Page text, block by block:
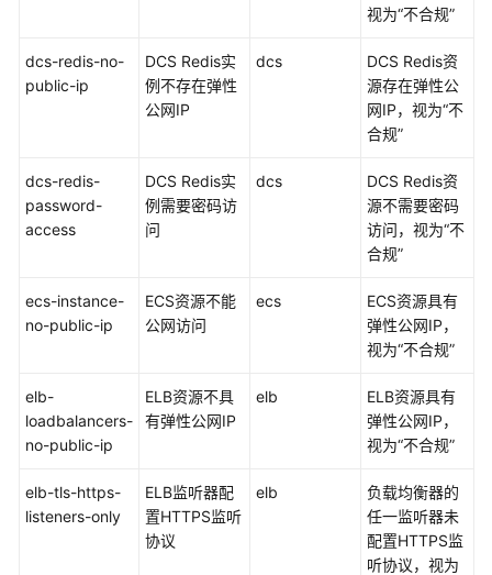
包
概
规
规
理
则
视为“不合规”
dcs-redis-no-
public-ip
DCS Redis实
例不存在弹性
公网IP
dcs
DCS Redis资
源存在弹性公
网IP，视为“不
合规”
dcs-redis-
password-
access
DCS Redis实
例需要密码访
问
dcs
DCS Redis资
源不需要密码
访问，视为“不
合规”
ecs-instance-
no-public-ip
ECS资源不能
公网访问
ecs
ECS资源具有
弹性公网IP，
视为“不合规”
elb-
loadbalancers-
no-public-ip
ELB资源不具
有弹性公网IP
elb
ELB资源具有
弹性公网IP，
视为“不合规”
elb-tls-https-
listeners-only
ELB监听器配
置HTTPS监听
协议
elb
负载均衡器的
任一监听器未
配置HTTPS监
听协议，视为